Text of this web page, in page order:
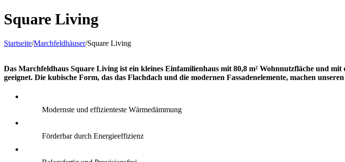
Square Living
Startseite/Marchfeldhäuser/Square Living
Das Marchfeldhaus Square Living ist ein kleines Einfamilienhaus mit 80,8 m² Wohnnutzfläche und
geeignet. Die kubische Form, das das Flachdach und die modernen Fassadenelemente, machen
Modernste und effizienteste Wärmedämmung
Förderbar durch Energieeffizienz